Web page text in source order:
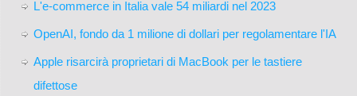
L'e-commerce in Italia vale 54 miliardi nel 2023
OpenAI, fondo da 1 milione di dollari per regolamentare l'IA
Apple risarcirà proprietari di MacBook per le tastiere
difettose